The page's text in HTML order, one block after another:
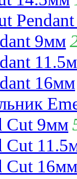
9мм
16мм
Cut 9мм
Cut
Cut 16мм